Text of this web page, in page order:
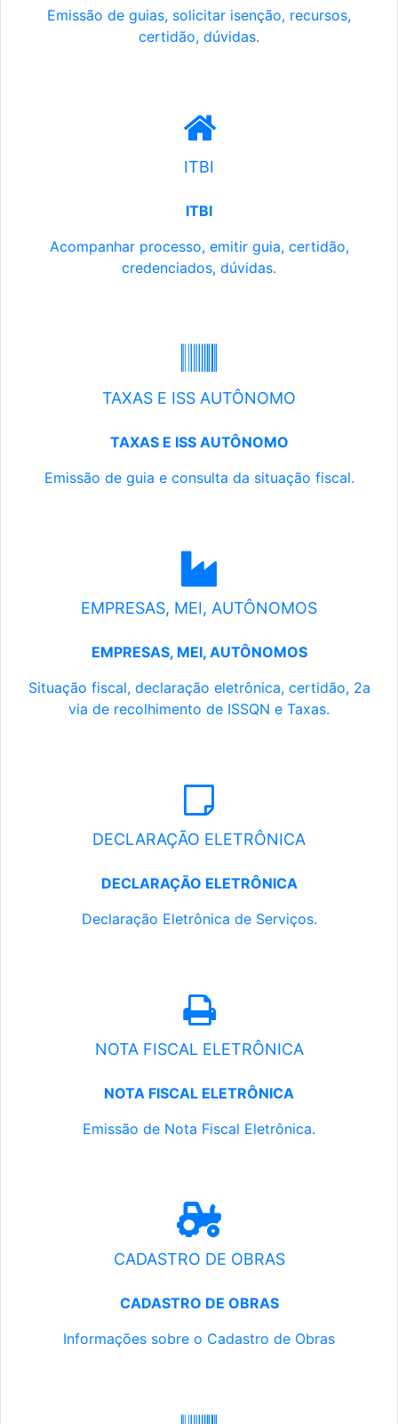
Emissão de guias, solicitar isenção, recursos,
certidão, dúvidas.
ITBI
ITBI
Acompanhar processo, emitir guia, certidão,
credenciados, dúvidas.
TAXAS E ISS AUTÔNOMO
TAXAS E ISS AUTÔNOMO
Emissão de guia e consulta da situação fiscal.
EMPRESAS, MEI, AUTÔNOMOS
EMPRESAS, MEI, AUTÔNOMOS
Situação fiscal, declaração eletrônica, certidão, 2a
via de recolhimento de ISSQN e Taxas.
DECLARAÇÃO ELETRÔNICA
DECLARAÇÃO ELETRÔNICA
Declaração Eletrônica de Serviços.
NOTA FISCAL ELETRÔNICA
NOTA FISCAL ELETRÔNICA
Emissão de Nota Fiscal Eletrônica.
CADASTRO DE OBRAS
CADASTRO DE OBRAS
Informações sobre o Cadastro de Obras